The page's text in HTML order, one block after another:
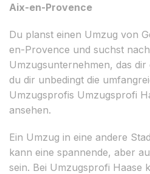
Aix-en-Provence
Du planst einen Umzug von
en-Provence und suchst
Umzugsunternehmen, das
du dir unbedingt die
Umzugsprofis Umzugsprofi
ansehen.
Ein Umzug in eine andere
kann eine spannende, aber
sein. Bei Umzugsprofi Haase